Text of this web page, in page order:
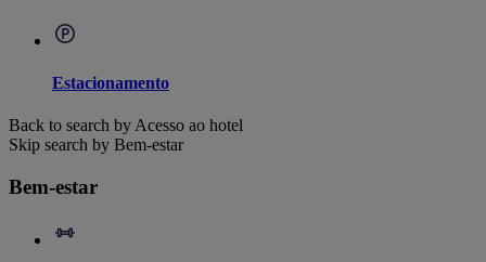
Estacionamento
Back to search by Acesso ao hotel
Skip search by Bem-estar
Bem-estar